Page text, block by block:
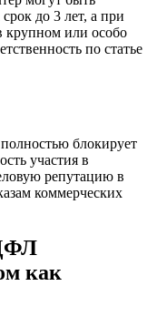
до 3 лет, а при
крупном или особо
по статье
блокирует
участия в
репутацию в
коммерческих
как